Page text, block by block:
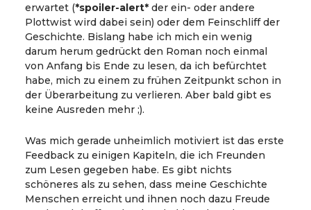
erwartet (*spoiler-alert* der ein- oder andere
Plottwist wird dabei sein) oder dem Feinschliff der
Geschichte. Bislang habe ich mich ein wenig
darum herum gedrückt den Roman noch einmal
von Anfang bis Ende zu lesen, da ich befürchtet
habe, mich zu einem zu frühen Zeitpunkt schon in
der Überarbeitung zu verlieren. Aber bald gibt es
keine Ausreden mehr ;).
Was mich gerade unheimlich motiviert ist das erste
Feedback zu einigen Kapiteln, die ich Freunden
zum Lesen gegeben habe. Es gibt nichts
schöneres als zu sehen, dass meine Geschichte
Menschen erreicht und ihnen noch dazu Freude